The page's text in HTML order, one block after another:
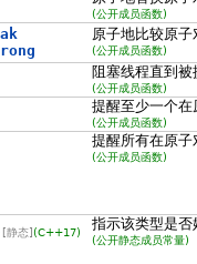
(公开成员函数)
原子地比较原
(公开成员函数)
阻塞线程直到
(公开成员函数)
提醒至少一个
(公开成员函数)
提醒所有在原
(公开成员函数)
[静态](C++17) 指示该类型是否
(公开静态成员常量)